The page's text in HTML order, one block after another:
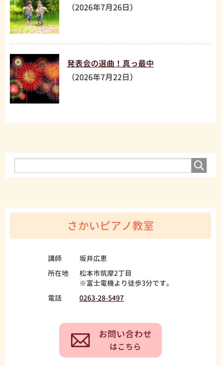
（2026年7月26日）
発表会の選曲！真っ最中
（2026年7月22日）
さかいピアノ教室
講師
坂井広恵
所在地
松本市筑摩2丁目
※富士電機より徒歩3分です。
電話
0263-28-5497
お問い合わせ
はこちら